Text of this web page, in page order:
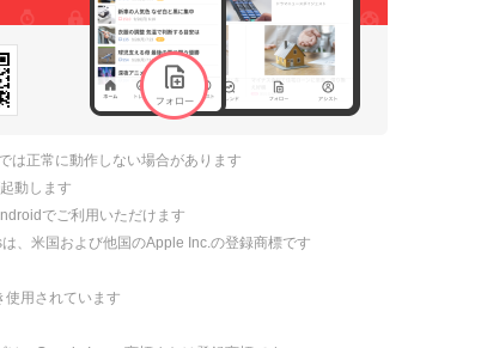
は正常に動作しない場合があります
動します
でご利用いただけます
、米国および他国のApple Inc.の登録商標です
用されています